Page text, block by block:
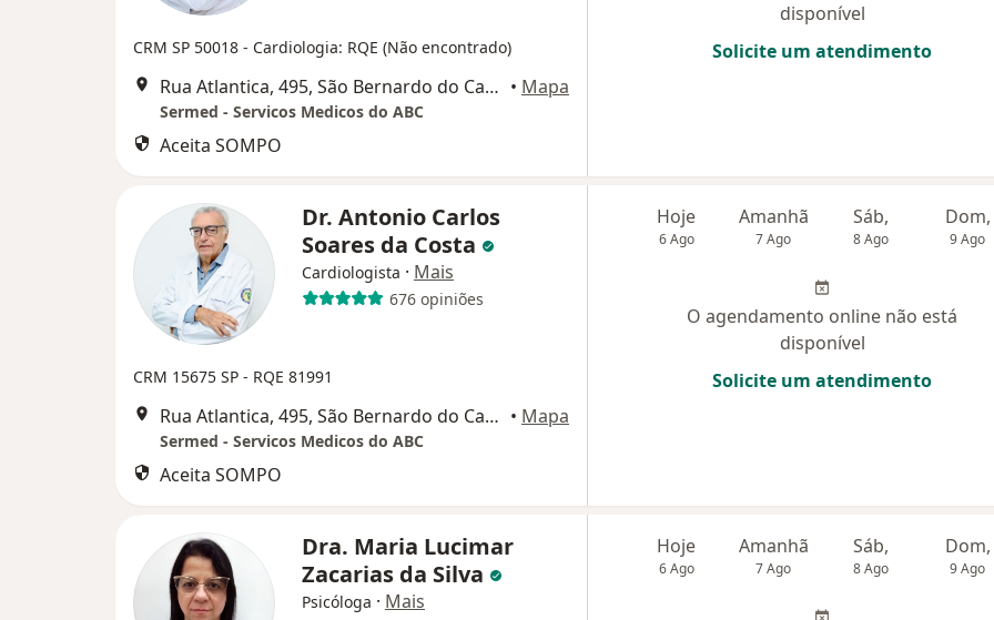
CRM SP 50018 - Cardiologia: RQE (Não encontrado)
Rua Atlantica, 495, São Bernardo do Campo • Mapa
Sermed - Servicos Medicos do ABC
Aceita SOMPO
disponível
Solicite um atendimento
Dr. Antonio Carlos
Soares da Costa
Cardiologista · Mais
676 opiniões
CRM 15675 SP - RQE 81991
Rua Atlantica, 495, São Bernardo do Campo • Mapa
Sermed - Servicos Medicos do ABC
Aceita SOMPO
Hoje
6 Ago
Amanhã
7 Ago
Sáb,
8 Ago
Dom,
9 Ago
O agendamento online não está
disponível
Solicite um atendimento
Dra. Maria Lucimar
Zacarias da Silva
Psicóloga · Mais
Hoje
6 Ago
Amanhã
7 Ago
Sáb,
8 Ago
Dom,
9 Ago